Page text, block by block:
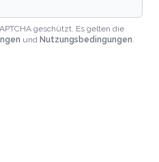
geschützt. Es gelten die
und Nutzungsbedingungen.